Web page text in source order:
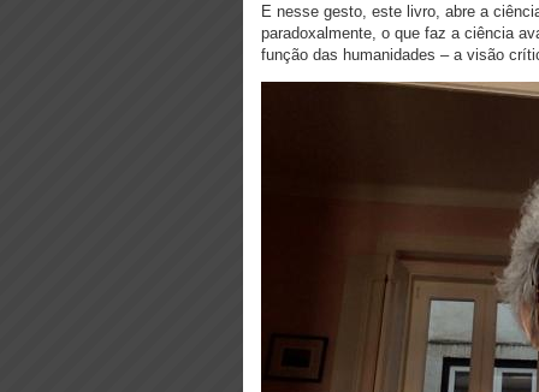
E nesse gesto, este livro, abre a
paradoxalmente, o que faz a ciência
função das humanidades – a visão